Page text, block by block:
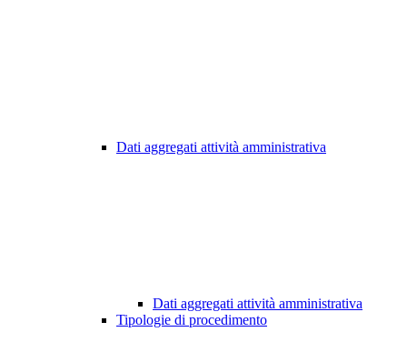
Dati aggregati attività amministrativa
Dati aggregati attività amministrativa
Tipologie di procedimento